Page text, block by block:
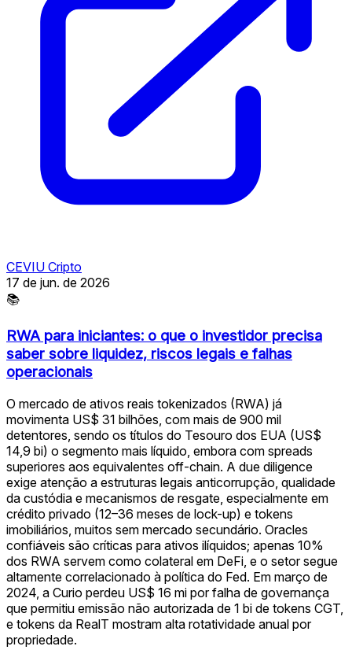
CEVIU Cripto
17 de jun. de 2026
📚
RWA para iniciantes: o que o investidor precisa
saber sobre liquidez, riscos legais e falhas
operacionais
O mercado de ativos reais tokenizados (RWA) já
movimenta US$ 31 bilhões, com mais de 900 mil
detentores, sendo os títulos do Tesouro dos EUA (US$
14,9 bi) o segmento mais líquido, embora com spreads
superiores aos equivalentes off-chain. A due diligence
exige atenção a estruturas legais anticorrupção, qualidade
da custódia e mecanismos de resgate, especialmente em
crédito privado (12–36 meses de lock-up) e tokens
imobiliários, muitos sem mercado secundário. Oracles
confiáveis são críticas para ativos ilíquidos; apenas 10%
dos RWA servem como colateral em DeFi, e o setor segue
altamente correlacionado à política do Fed. Em março de
2024, a Curio perdeu US$ 16 mi por falha de governança
que permitiu emissão não autorizada de 1 bi de tokens CGT,
e tokens da RealT mostram alta rotatividade anual por
propriedade.